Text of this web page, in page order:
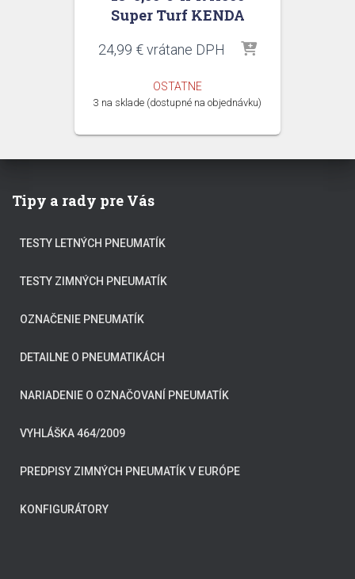
Super Turf KENDA
24,99 €vrátane DPH
OSTATNE
3 na sklade (dostupné na objednávku)
Tipy a rady pre Vás
TESTY LETNÝCH PNEUMATÍK
TESTY ZIMNÝCH PNEUMATÍK
OZNAČENIE PNEUMATÍK
DETAILNE O PNEUMATIKÁCH
NARIADENIE O OZNAČOVANÍ PNEUMATÍK
VYHLÁŠKA 464/2009
PREDPISY ZIMNÝCH PNEUMATÍK V EURÓPE
KONFIGURÁTORY